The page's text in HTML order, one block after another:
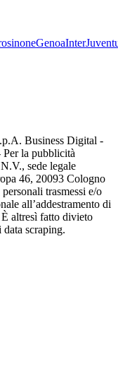
GenoaInter
Business Digital -
la pubblicità
sede legale
46, 20093 Cologno
trasmessi e/o
all’addestramento di
altresì fatto divieto
scraping.